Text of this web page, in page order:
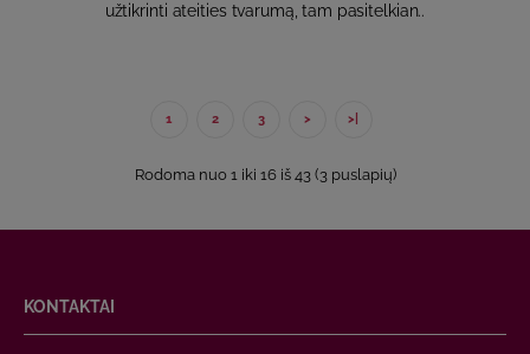
užtikrinti ateities tvarumą, tam pasitelkian..
1 2 3 > >|
Rodoma nuo 1 iki 16 iš 43 (3 puslapių)
KONTAKTAI